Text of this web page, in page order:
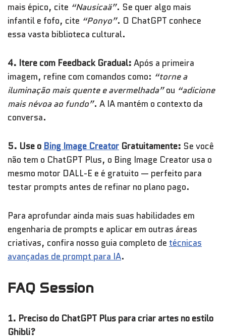
mais épico, cite “Nausicaä”. Se quer algo mais
infantil e fofo, cite “Ponyo”. O ChatGPT conhece
essa vasta biblioteca cultural.
4. Itere com Feedback Gradual: Após a primeira
imagem, refine com comandos como: “torne a
iluminação mais quente e avermelhada”ou “adicione
mais névoa ao fundo”. A IA mantém o contexto da
conversa.
5. Use o Bing Image Creator Gratuitamente: Se você
não tem o ChatGPT Plus, o Bing Image Creator usa o
mesmo motor DALL-E e é gratuito — perfeito para
testar prompts antes de refinar no plano pago.
Para aprofundar ainda mais suas habilidades em
engenharia de prompts e aplicar em outras áreas
criativas, confira nosso guia completo de técnicas
avançadas de prompt para IA.
FAQ Session
1. Preciso do ChatGPT Plus para criar artes no estilo
Ghibli?